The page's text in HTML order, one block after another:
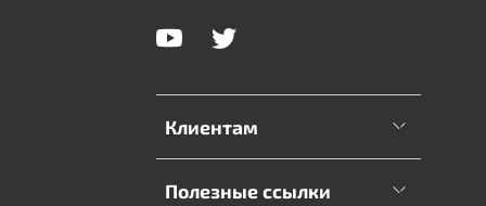
Клиентам
Полезные ссылки